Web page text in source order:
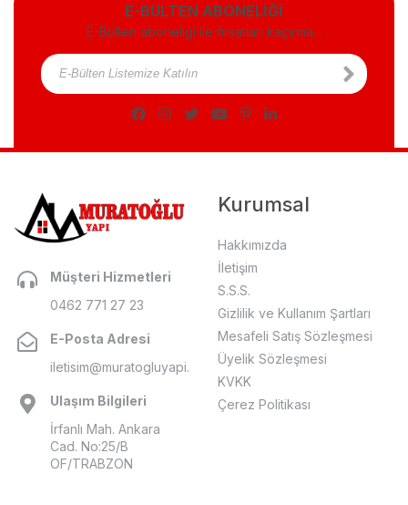
E-BÜLTEN ABONELİĞİ
E-Bülten aboneliği ile fırsatları kaçırma...
Müşteri Hizmetleri
0462 771 27 23
E-Posta Adresi
iletisim@muratogluyapi.com
Ulaşım Bilgileri
İrfanlı Mah. Ankara
Cad. No:25/B
OF/TRABZON
Kurumsal
Hakkımızda
İletişim
S.S.S.
Gizlilik ve Kullanım Şartları
Mesafeli Satış Sözleşmesi
Üyelik Sözleşmesi
KVKK
Çerez Politikası